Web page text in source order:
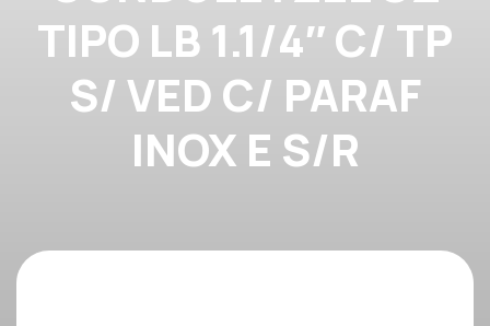
TIPO LB 1.1/4″ C/ TP
S/ VED C/ PARAF
INOX E S/R